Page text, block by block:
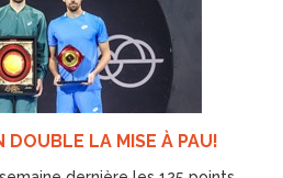
DOUBLE LA MISE À PAU!